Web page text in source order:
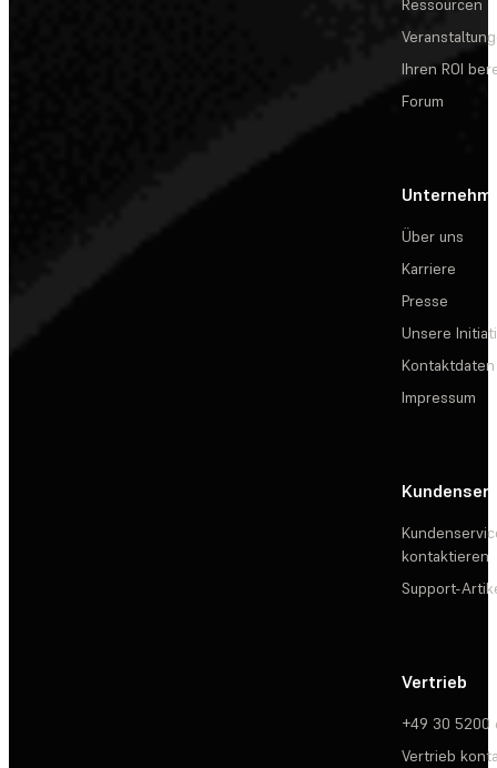
Ressourcen
Ihren ROI
Forum
Über uns
Karriere
Presse
Unsere
Kontaktdaten
Impressum
kontaktieren
Support-
Vertrieb
+49 30 5200
Vertrieb